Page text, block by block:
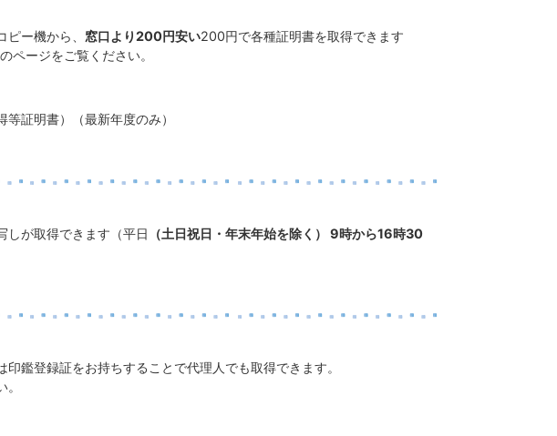
ー機から、 窓口より200円安い200円で各種証明書を取得できます
ページをご覧ください。
証明書）（最新年度のみ）
しが取得できます（平日
（土日祝日・年末年始を除く） 9時から16時30
鑑登録証をお持ちすることで代理人でも取得できます。